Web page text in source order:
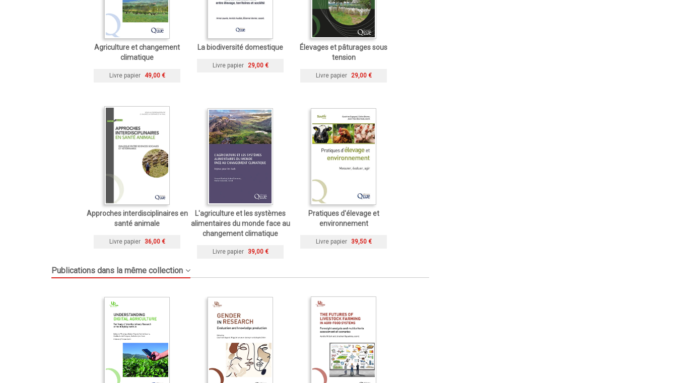
Agriculture et changement
climatique
Livre papier 49,00 €
La biodiversité domestique
Livre papier 29,00 €
Élevages et pâturages sous
tension
Livre papier 29,00 €
Approches interdisciplinaires en
santé animale
Livre papier 36,00 €
L'agriculture et les systèmes
alimentaires du monde face au
changement climatique
Livre papier 39,00 €
Pratiques d'élevage et
environnement
Livre papier 39,50 €
Publications dans la même collection